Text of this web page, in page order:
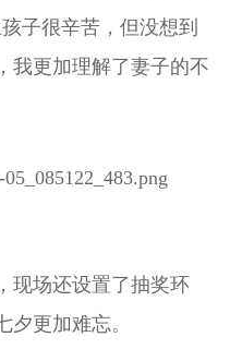
子很辛苦，但没想到
我更加理解了妻子的不
现场还设置了抽奖环
夕更加难忘。